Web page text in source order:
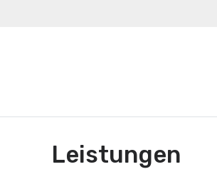
Leistungen